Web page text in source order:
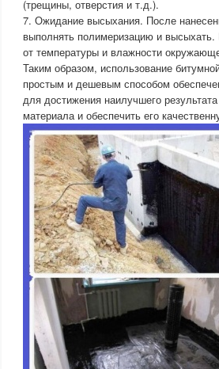
(трещины, отверстия и т.д.).
7. Ожидание высыхания. После
выполнять полимеризацию и
от температуры и влажности
Таким образом, использование
простым и дешевым способом
для достижения наилучшего
материала и обеспечить его